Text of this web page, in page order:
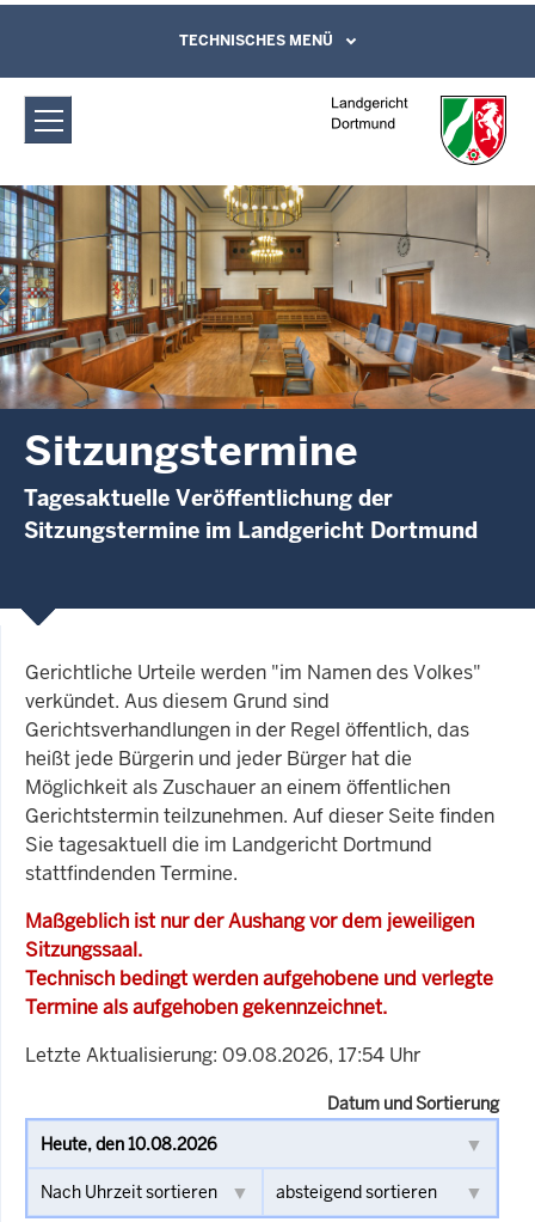
Landgericht Dortmund:
Sitzungstermine
Direkt zum Inhalt
Leichte Sprache, Gebärdensprachenvideo
und Kontaktformular
TECHNISCHES MENÜ
Sitzungstermine
Tagesaktuelle Veröffentlichung der
Sitzungstermine im Landgericht Dortmund
Gerichtliche Urteile werden "im Namen des Volkes"
verkündet. Aus diesem Grund sind
Gerichtsverhandlungen in der Regel öffentlich, das
heißt jede Bürgerin und jeder Bürger hat die
Möglichkeit als Zuschauer an einem öffentlichen
Gerichtstermin teilzunehmen. Auf dieser Seite finden
Sie tagesaktuell die im Landgericht Dortmund
stattfindenden Termine.
Maßgeblich ist nur der Aushang vor dem jeweiligen
Sitzungssaal.
Technisch bedingt werden aufgehobene und verlegte
Termine als aufgehoben gekennzeichnet.
Letzte Aktualisierung: 09.08.2026, 17:54 Uhr
Datum und Sortierung